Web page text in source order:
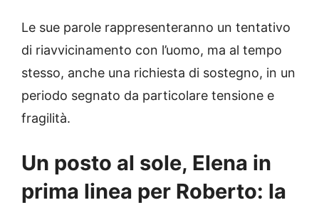
Le sue parole rappresenteranno un tentativo
di riavvicinamento con l’uomo, ma al tempo
stesso, anche una richiesta di sostegno, in un
periodo segnato da particolare tensione e
fragilità.
Un posto al sole, Elena in
prima linea per Roberto: la